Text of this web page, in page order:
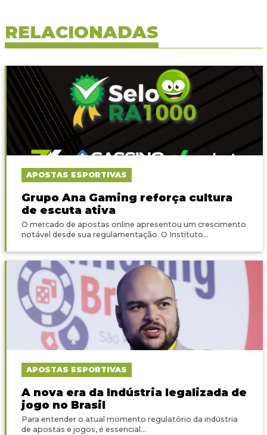
RELACIONADAS
APOSTAS ESPORTIVAS
Grupo Ana Gaming reforça cultura
de escuta ativa
O mercado de apostas online apresentou um crescimento
notável desde sua regulamentação. O Instituto...
APOSTAS ESPORTIVAS
A nova era da Indústria legalizada de
jogo no Brasil
Para entender o atual momento regulatório da indústria
de apostas e jogos, é essencial...